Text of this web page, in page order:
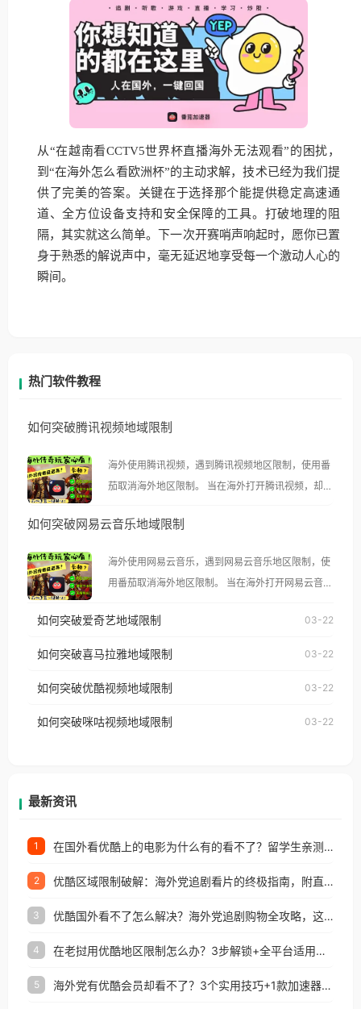
从“在越南看CCTV5世界杯直播海外无法观看”的困扰，
到“在海外怎么看欧洲杯”的主动求解，技术已经为我们提
供了完美的答案。关键在于选择那个能提供稳定高速通
道、全方位设备支持和安全保障的工具。打破地理的阻
隔，其实就这么简单。下一次开赛哨声响起时，愿你已置
身于熟悉的解说声中，毫无延迟地享受每一个激动人心的
瞬间。
热门软件教程
如何突破腾讯视频地域限制
海外使用腾讯视频，遇到腾讯视频地区限制，使用番
茄取消海外地区限制。 当在海外打开腾讯视频，却突
示语。 海外用户如香港、澳门、台湾、美国、加拿
像其他音乐平台一样，出现地区及版权限制问题，且
仅能在中国大陆地区播放。 遇到这个问题的朋友们，
使用番茄回国加速器，即可解决「海外用户收听腾讯
台湾、美国、加拿大、澳大利亚、欧洲等国家和地区
权限制所困扰。
如何突破网易云音乐地域限制
海外使用网易云音乐，遇到网易云音乐地区限制，使
用番茄取消海外地区限制。 当在海外打开网易云音
播放”的提示语。 海外用户如香港、澳门、台湾、美
国、加拿大、澳大利亚、欧洲等国家和地区时，网易
制问题，且仅能在中国大陆地区播放。 遇到这个问题
户收听网易云音乐地区版权限制」的问题，无论人在
如何突破爱奇艺地域限制 03-22
如何突破喜马拉雅地域限制 03-22
如何突破优酷视频地域限制 03-22
如何突破咪咕视频地域限制 03-22
最新资讯
1 在国外看优酷上的电影为什么有的看不了？留学生亲测有效的回国加速方案
2 优酷区域限制破解：海外党追剧看片的终极指南，附直播欧冠+1905电影网解决方案
3 优酷国外看不了怎么解决？海外党追剧购物全攻略，这招亲测有效！
4 在老挝用优酷地区限制怎么办？3步解锁+全平台适用的回国加速器指南
5 海外党有优酷会员却看不了？3个实用技巧+1款加速器解决追剧&金融APP难题